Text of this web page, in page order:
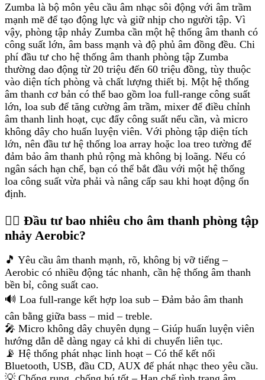
Zumba là bộ môn yêu cầu âm nhạc sôi động với âm trầm
mạnh mẽ để tạo động lực và giữ nhịp cho người tập. Vì
vậy, phòng tập nhảy Zumba cần một hệ thống âm thanh có
công suất lớn, âm bass mạnh và độ phủ âm đồng đều. Chi
phí đầu tư cho hệ thống âm thanh phòng tập Zumba
thường dao động từ 20 triệu đến 60 triệu đồng, tùy thuộc
vào diện tích phòng và chất lượng thiết bị. Một hệ thống
âm thanh cơ bản có thể bao gồm loa full-range công suất
lớn, loa sub để tăng cường âm trầm, mixer để điều chỉnh
âm thanh linh hoạt, cục đẩy công suất nếu cần, và micro
không dây cho huấn luyện viên. Với phòng tập diện tích
lớn, nên đầu tư hệ thống loa array hoặc loa treo tường để
đảm bảo âm thanh phủ rộng mà không bị loãng. Nếu có
ngân sách hạn chế, bạn có thể bắt đầu với một hệ thống
loa công suất vừa phải và nâng cấp sau khi hoạt động ổn
định.
🏋️‍♂️ Đầu tư bao nhiêu cho âm thanh phòng tập
nhảy Aerobic?
🎵 Yêu cầu âm thanh mạnh, rõ, không bị vỡ tiếng –
Aerobic có nhiều động tác nhanh, cần hệ thống âm thanh
bền bỉ, công suất cao.
🔊 Loa full-range kết hợp loa sub – Đảm bảo âm thanh
cân bằng giữa bass – mid – treble.
🎤 Micro không dây chuyên dụng – Giúp huấn luyện viên
hướng dẫn dễ dàng ngay cả khi di chuyển liên tục.
📡 Hệ thống phát nhạc linh hoạt – Có thể kết nối
Bluetooth, USB, đầu CD, AUX để phát nhạc theo yêu cầu.